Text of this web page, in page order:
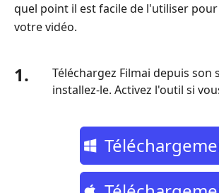
quel point il est facile de l'utiliser
votre vidéo.
1.
Téléchargez Filmai depuis son
installez-le. Activez l'outil si
Gratuit